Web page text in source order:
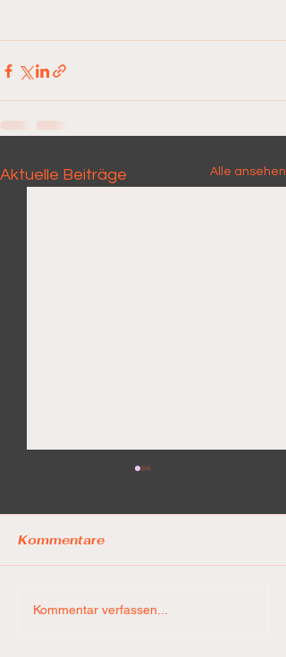
Aktuelle Beiträge Alle ansehen
Game 5. Final Four. 🚨
Kommentare
Kommentar verfassen...